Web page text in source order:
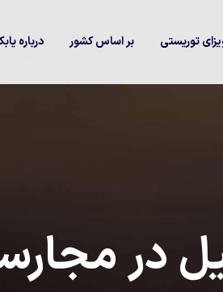
توریستی بر اساس کشور درباره
در